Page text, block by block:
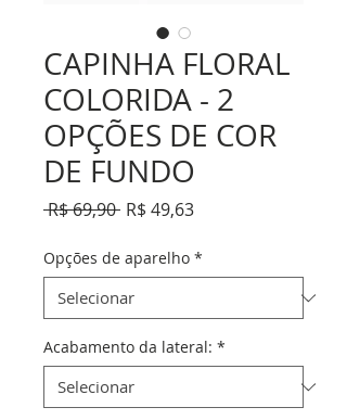
CAPINHA FLORAL
COLORIDA - 2
OPÇÕES DE COR
DE FUNDO
R$ 69,90 Preço
R$ 49,63Preço
Opções de aparelho *
Acabamento da lateral: *